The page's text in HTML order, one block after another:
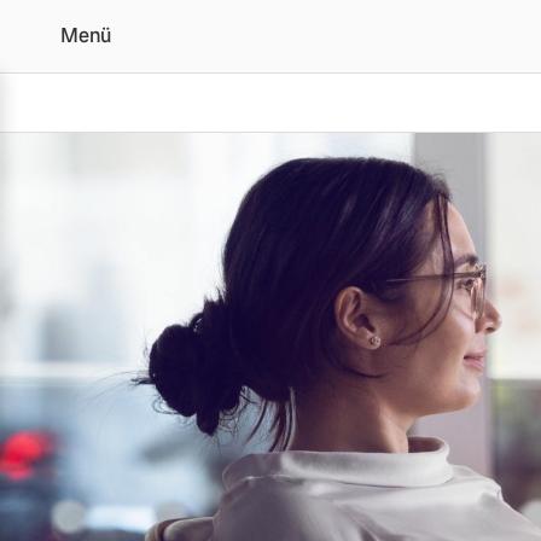
Volvo Personal Service
Menü
Plug-in Hybrid
3 Modelle